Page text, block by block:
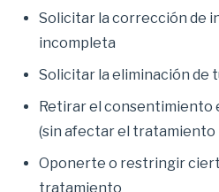
Solicitar la corrección de
incompleta
Solicitar la eliminación de
Retirar el consentimiento
(sin afectar el tratamiento
Oponerte o restringir
tratamiento